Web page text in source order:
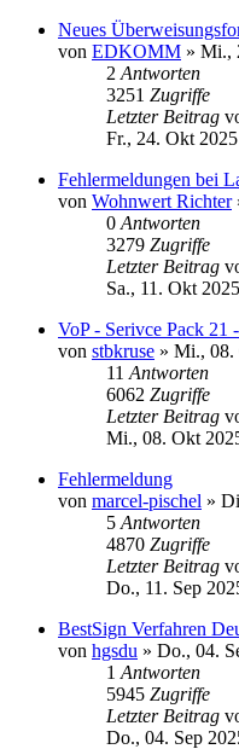
Neues
von EDKOMM » Mi.,
2 Antworten
3251 Zugriffe
Letzter Beitrag
Fr., 24. Okt
Fehlermeldungen bei
von Wohnwert Richter
0 Antworten
3279 Zugriffe
Letzter Beitrag
Sa., 11. Okt
VoP - Serivce Pack 21
von stbkruse » Mi., 08.
11 Antworten
6062 Zugriffe
Letzter Beitrag
Mi., 08. Okt
Fehlermeldung
von marcel-pischel »
5 Antworten
4870 Zugriffe
Letzter Beitrag
Do., 11. Sep
BestSign Verfahren
von hgsdu » Do., 04.
1 Antworten
5945 Zugriffe
Letzter Beitrag
Do., 04. Sep